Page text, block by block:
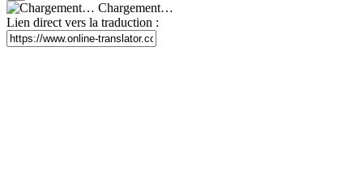
Chargement…
Lien direct vers la traduction :